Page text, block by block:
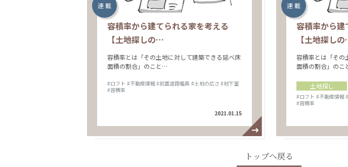
連 載
容積率から建てられる家を考える
【土地探しの…
容積率とは「その土地に対して建築できる延べ床
面積の割合」のこと…
#ロフト #不動産情報 #前面道路幅員 #土地の広さ #地下室
#容積率
2021.01.15
連 載
容積率から建
【土地探し
容積率とは「その
面積の割合」のこ
土地探し
#ロフト #不動産情報
#容積率
トップへ戻る